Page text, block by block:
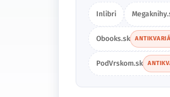
Inlibri
Obooks.sk
PodVrskom.sk